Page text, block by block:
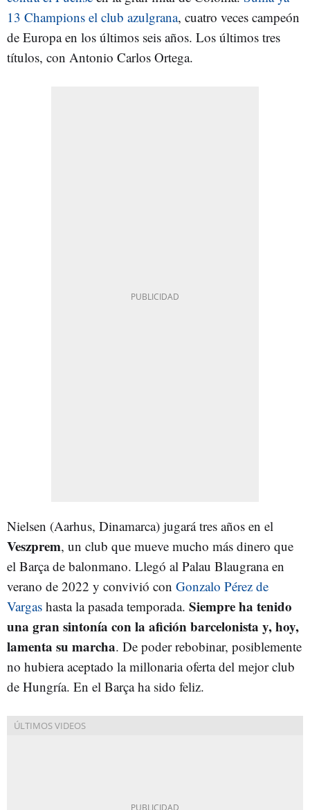
13 Champions el club azulgrana, cuatro veces campeón
de Europa en los últimos seis años. Los últimos tres
títulos, con Antonio Carlos Ortega.
Nielsen (Aarhus, Dinamarca) jugará tres años en el
Veszprem, un club que mueve mucho más dinero que
el Barça de balonmano. Llegó al Palau Blaugrana en
verano de 2022 y convivió con Gonzalo Pérez de
Vargas hasta la pasada temporada. Siempre ha tenido
una gran sintonía con la afición barcelonista y, hoy,
lamenta su marcha. De poder rebobinar, posiblemente
no hubiera aceptado la millonaria oferta del mejor club
de Hungría. En el Barça ha sido feliz.